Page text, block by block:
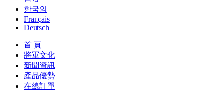
한국의
Français
Deutsch
首 頁
將軍文化
新聞資訊
產品優勢
在線訂單